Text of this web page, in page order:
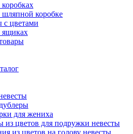
коробке
с цветами
для жениха
из цветов для подружки невесты